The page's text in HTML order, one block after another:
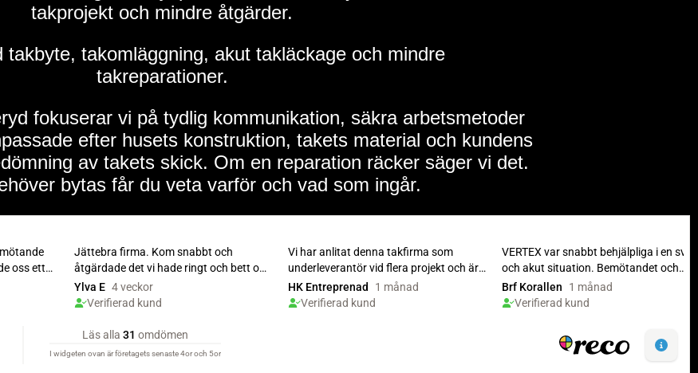
takprojekt och mindre åtgärder.
takbyte, takomläggning, akut takläckage och mindre
takreparationer.
fokuserar vi på tydlig kommunikation, säkra arbetsmetoder
efter husets konstruktion, takets material och kundens
av takets skick. Om en reparation räcker säger vi det.
bytas får du veta varför och vad som ingår.